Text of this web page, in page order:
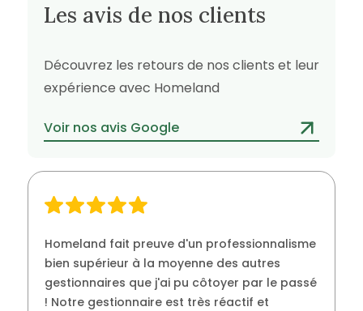
Les avis de nos clients
Découvrez les retours de nos clients et leur
expérience avec Homeland
Voir nos avis Google
Homeland fait preuve d'un professionnalisme
bien supérieur à la moyenne des autres
gestionnaires que j'ai pu côtoyer par le passé
! Notre gestionnaire est très réactif et